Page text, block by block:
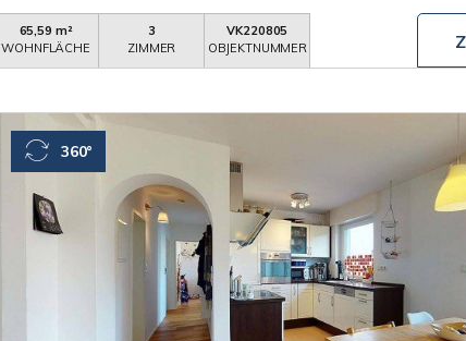
65,59 m²
WOHNFLÄCHE
3
ZIMMER
VK220805
OBJEKTNUMMER
360°